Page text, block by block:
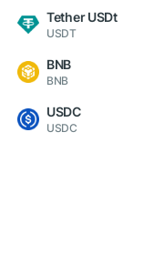
Tether USDt
USDT
BNB
BNB
USDC
USDC